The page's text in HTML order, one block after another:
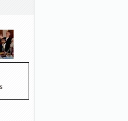
AAAAAAAAAFk/u8d6kvYMhVc/